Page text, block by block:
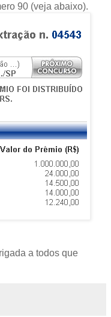
90 (veja abaixo).
a todos que